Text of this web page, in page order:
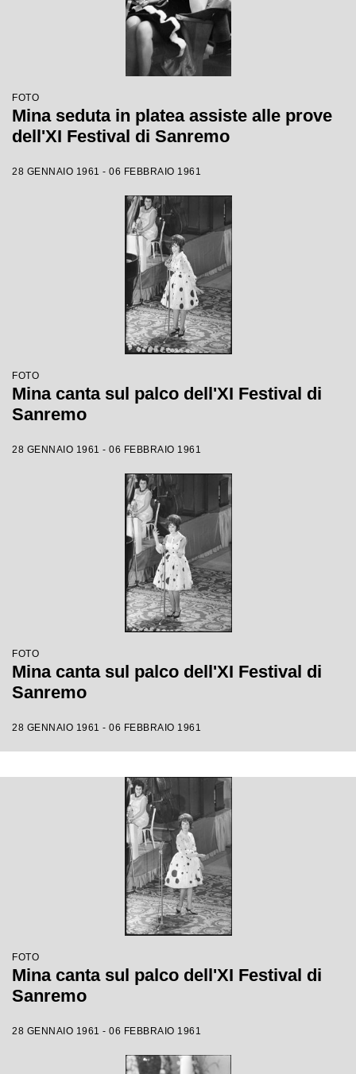
FOTO
Mina seduta in platea assiste alle prove
dell'XI Festival di Sanremo
28 GENNAIO 1961 - 06 FEBBRAIO 1961
FOTO
Mina canta sul palco dell'XI Festival di
Sanremo
28 GENNAIO 1961 - 06 FEBBRAIO 1961
FOTO
Mina canta sul palco dell'XI Festival di
Sanremo
28 GENNAIO 1961 - 06 FEBBRAIO 1961
FOTO
Mina canta sul palco dell'XI Festival di
Sanremo
28 GENNAIO 1961 - 06 FEBBRAIO 1961